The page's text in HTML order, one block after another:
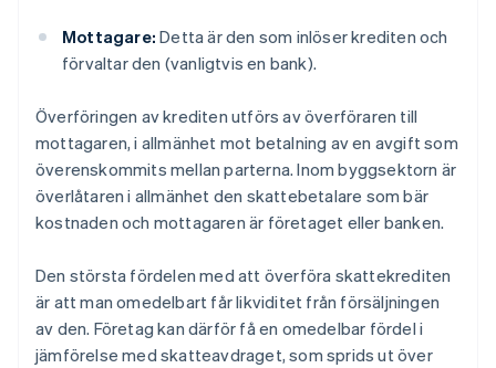
Mottagare: Detta är den som inlöser krediten och
förvaltar den (vanligtvis en bank).
Överföringen av krediten utförs av överföraren till
mottagaren, i allmänhet mot betalning av en avgift som
överenskommits mellan parterna. Inom byggsektorn är
överlåtaren i allmänhet den skattebetalare som bär
kostnaden och mottagaren är företaget eller banken.
Den största fördelen med att överföra skattekrediten
är att man omedelbart får likviditet från försäljningen
av den. Företag kan därför få en omedelbar fördel i
jämförelse med skatteavdraget, som sprids ut över